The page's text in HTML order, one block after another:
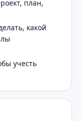
план,
какой
учесть